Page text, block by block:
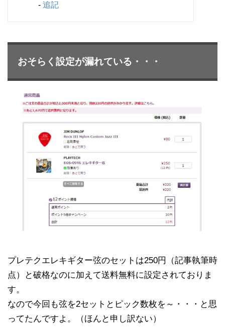
追記
おそらく設定が漏れている・・・
プレテクエレキギター弦のセットは250円（記事執筆時
点）と破格なのに加えて送料無料に設定されておりま
す。
なので今回も弦を2セットとピック数枚を～・・・と思
ってたんですよ。（ほんと申し訳ない）